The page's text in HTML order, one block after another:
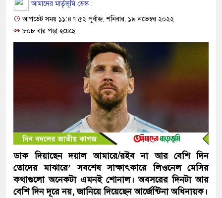
আমাদের মার্তৃভূমি ডেস্ক :
আপডেট সময় ১১:৪৭:৫২ পূর্বাহ্ন, শনিবার, ১৯ নভেম্বর ২০২২
৮০৮ বার পড়া হয়েছে
ডাক দিয়াছেন দয়াল আমারে/রইব না আর বেশি দিন
তোদের মাঝারে’ সবশেষ সাক্ষাৎকারে লিওনেল মেসির
কথাগুলো অনেকটা এমনই শোনাল। অবসরের দিনটা আর
বেশি দিন দূরে নয়, জানিয়ে দিয়েছেন আর্জেন্টিনা অধিনায়ক।